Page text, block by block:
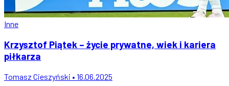
Inne
Krzysztof Piątek – życie prywatne, wiek i kariera
piłkarza
Tomasz Cieszyński • 16.06.2025